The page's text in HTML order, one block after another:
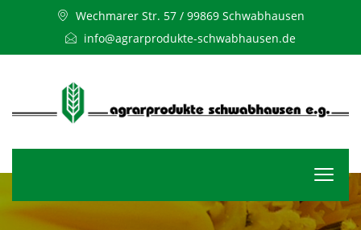
Wechmarer Str. 57 / 99869 Schwabhausen
info@agrarprodukte-schwabhausen.de